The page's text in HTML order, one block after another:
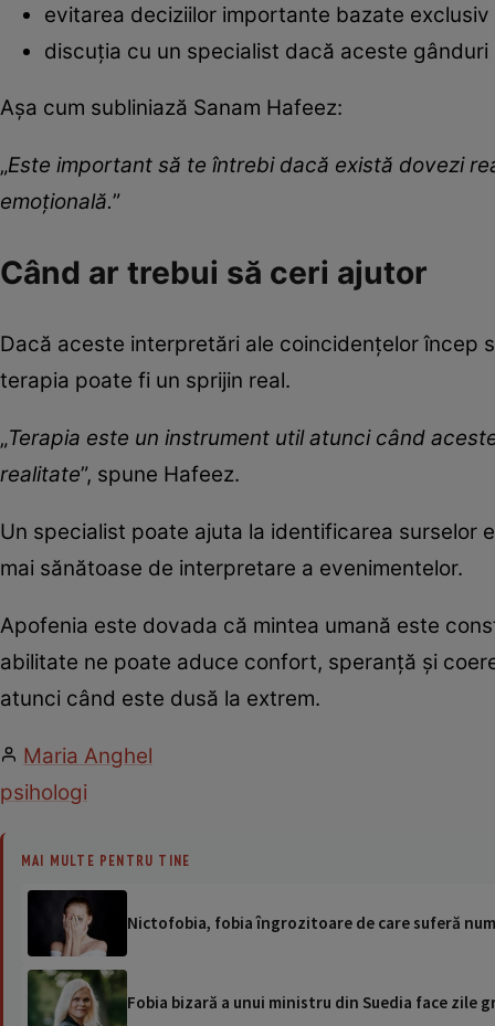
evitarea deciziilor importante bazate exclusiv
discuția cu un specialist dacă aceste
Așa cum subliniază Sanam Hafeez:
„Este important să te întrebi dacă există dovezi
emoțională.”
Când ar trebui să ceri ajutor
Dacă aceste interpretări ale coincidențelor încep
terapia poate fi un sprijin real.
„Terapia este un instrument util atunci când
realitate”, spune Hafeez.
Un specialist poate ajuta la identificarea surselor
mai sănătoase de interpretare a evenimentelor.
Apofenia este dovada că mintea umană este
abilitate ne poate aduce confort, speranță și
atunci când este dusă la extrem.
Maria Anghel
psihologi
MAI MULTE PENTRU TINE
Nictofobia, fobia îngrozitoare de care suferă
Fobia bizară a unui ministru din Suedia face